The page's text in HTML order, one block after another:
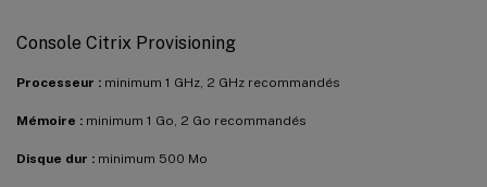
Console Citrix Provisioning
Processeur : minimum 1 GHz, 2 GHz recommandés
Mémoire : minimum 1 Go, 2 Go recommandés
Disque dur : minimum 500 Mo